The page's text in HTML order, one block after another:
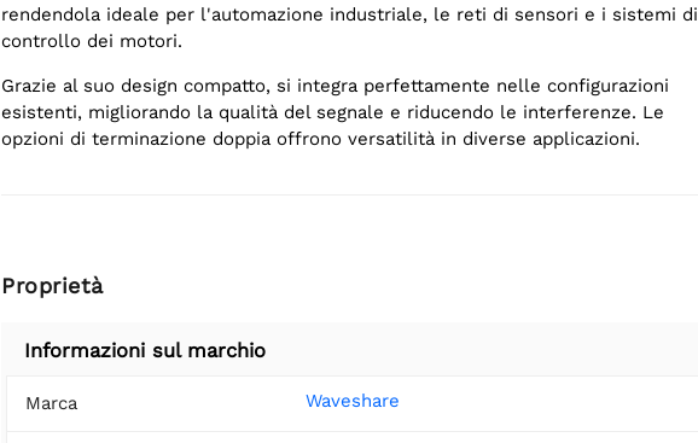
rendendola ideale per l'automazione industriale, le reti di sensori e i sistemi di
controllo dei motori.
Grazie al suo design compatto, si integra perfettamente nelle configurazioni
esistenti, migliorando la qualità del segnale e riducendo le interferenze. Le
opzioni di terminazione doppia offrono versatilità in diverse applicazioni.
Proprietà
Informazioni sul marchio
Marca Waveshare